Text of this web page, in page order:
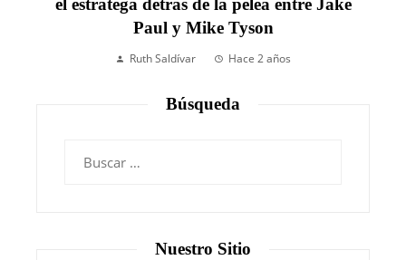
el estratega detrás de la pelea entre Jake
Paul y Mike Tyson
Ruth Saldívar Hace 2 años
Búsqueda
Nuestro Sitio